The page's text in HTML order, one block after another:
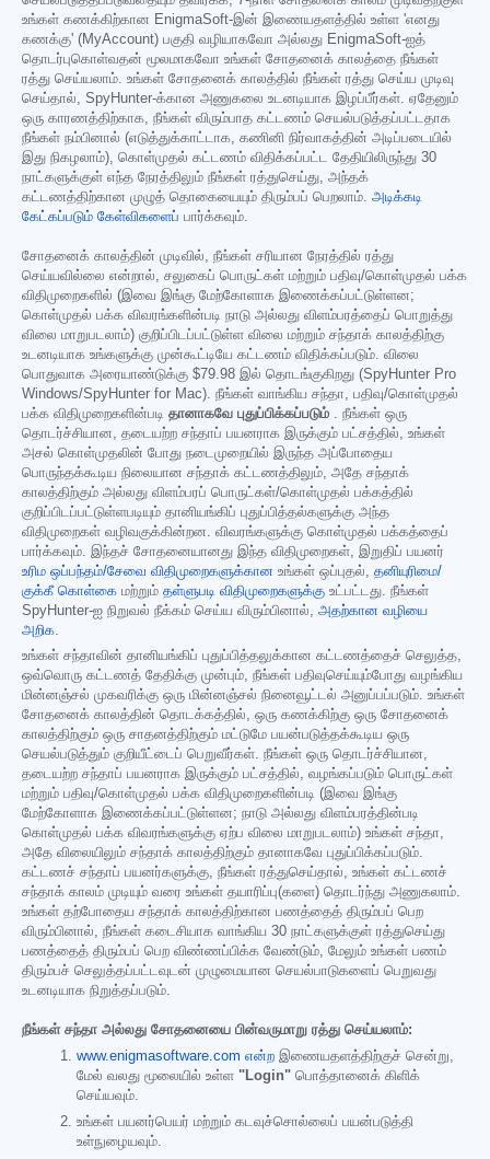
உங்கள் கணக்கிற்கான EnigmaSoft-இன் இணையதளத்தில் உள்ள 'எனது
கணக்கு' (MyAccount) பகுதி வழியாகவோ அல்லது EnigmaSoft-ஐத்
தொடர்புகொள்வதன் மூலமாகவோ உங்கள் சோதனைக் காலத்தை நீங்கள்
ரத்து செய்யலாம். உங்கள் சோதனைக் காலத்தில் நீங்கள் ரத்து செய்ய முடிவு
செய்தால், SpyHunter-க்கான அணுகலை உடனடியாக இழப்பீர்கள். ஏதேனும்
ஒரு காரணத்திற்காக, நீங்கள் விரும்பாத கட்டணம் செயல்படுத்தப்பட்டதாக
நீங்கள் நம்பினால் (எடுத்துக்காட்டாக, கணினி நிர்வாகத்தின் அடிப்படையில்
இது நிகழலாம்), கொள்முதல் கட்டணம் விதிக்கப்பட்ட தேதியிலிருந்து 30
நாட்களுக்குள் எந்த நேரத்திலும் நீங்கள் ரத்துசெய்து, அந்தக்
கட்டணத்திற்கான முழுத் தொகையையும் திரும்பப் பெறலாம். அடிக்கடி
கேட்கப்படும் கேள்விகளைப் பார்க்கவும்.
சோதனைக் காலத்தின் முடிவில், நீங்கள் சரியான நேரத்தில் ரத்து
செய்யவில்லை என்றால், சலுகைப் பொருட்கள் மற்றும் பதிவு/கொள்முதல் பக்க
விதிமுறைகளில் (இவை இங்கு மேற்கோளாக இணைக்கப்பட்டுள்ளன;
கொள்முதல் பக்க விவரங்களின்படி நாடு அல்லது விளம்பரத்தைப் பொறுத்து
விலை மாறுபடலாம்) குறிப்பிடப்பட்டுள்ள விலை மற்றும் சந்தாக் காலத்திற்கு
உடனடியாக உங்களுக்கு முன்கூட்டியே கட்டணம் விதிக்கப்படும். விலை
பொதுவாக அரையாண்டுக்கு $79.98 இல் தொடங்குகிறது (SpyHunter Pro
Windows/SpyHunter for Mac). நீங்கள் வாங்கிய சந்தா, பதிவு/கொள்முதல்
பக்க விதிமுறைகளின்படி தானாகவே புதுப்பிக்கப்படும் . நீங்கள் ஒரு
தொடர்ச்சியான, தடையற்ற சந்தாப் பயனராக இருக்கும் பட்சத்தில், உங்கள்
அசல் கொள்முதலின் போது நடைமுறையில் இருந்த அப்போதைய
பொருந்தக்கூடிய நிலையான சந்தாக் கட்டணத்திலும், அதே சந்தாக்
காலத்திற்கும் அல்லது விளம்பரப் பொருட்கள்/கொள்முதல் பக்கத்தில்
குறிப்பிடப்பட்டுள்ளபடியும் தானியங்கிப் புதுப்பித்தல்களுக்கு அந்த
விதிமுறைகள் வழிவகுக்கின்றன. விவரங்களுக்கு கொள்முதல் பக்கத்தைப்
பார்க்கவும். இந்தச் சோதனையானது இந்த விதிமுறைகள், இறுதிப் பயனர்
உரிம ஒப்பந்தம்/சேவை விதிமுறைகளுக்கான உங்கள் ஒப்புதல், தனியுரிமை/
குக்கீ கொள்கை மற்றும் தள்ளுபடி விதிமுறைகளுக்கு உட்பட்டது. நீங்கள்
SpyHunter-ஐ நிறுவல் நீக்கம் செய்ய விரும்பினால், அதற்கான வழியை
அறிக
உங்கள் சந்தாவின் தானியங்கிப் புதுப்பித்தலுக்கான கட்டணத்தைச் செலுத்த,
ஒவ்வொரு கட்டணத் தேதிக்கு முன்பும், நீங்கள் பதிவுசெய்யும்போது வழங்கிய
மின்னஞ்சல் முகவரிக்கு ஒரு மின்னஞ்சல் நினைவூட்டல் அனுப்பப்படும். உங்கள்
சோதனைக் காலத்தின் தொடக்கத்தில், ஒரு கணக்கிற்கு ஒரு சோதனைக்
காலத்திற்கும் ஒரு சாதனத்திற்கும் மட்டுமே பயன்படுத்தக்கூடிய ஒரு
செயல்படுத்தும் குறியீட்டைப் பெறுவீர்கள். நீங்கள் ஒரு தொடர்ச்சியான,
தடையற்ற சந்தாப் பயனராக இருக்கும் பட்சத்தில், வழங்கப்படும் பொருட்கள்
மற்றும் பதிவு/கொள்முதல் பக்க விதிமுறைகளின்படி (இவை இங்கு
மேற்கோளாக இணைக்கப்பட்டுள்ளன; நாடு அல்லது விளம்பரத்தின்படி
கொள்முதல் பக்க விவரங்களுக்கு ஏற்ப விலை மாறுபடலாம்) உங்கள் சந்தா,
அதே விலையிலும் சந்தாக் காலத்திற்கும் தானாகவே புதுப்பிக்கப்படும்.
கட்டணச் சந்தாப் பயனர்களுக்கு, நீங்கள் ரத்துசெய்தால், உங்கள் கட்டணச்
சந்தாக் காலம் முடியும் வரை உங்கள் தயாரிப்பு(களை) தொடர்ந்து அணுகலாம்.
உங்கள் தற்போதைய சந்தாக் காலத்திற்கான பணத்தைத் திரும்பப் பெற
விரும்பினால், நீங்கள் கடைசியாக வாங்கிய 30 நாட்களுக்குள் ரத்துசெய்து
பணத்தைத் திரும்பப் பெற விண்ணப்பிக்க வேண்டும், மேலும் உங்கள் பணம்
திரும்பச் செலுத்தப்பட்டவுடன் முழுமையான செயல்பாடுகளைப் பெறுவது
உடனடியாக நிறுத்தப்படும்.
நீங்கள் சந்தா அல்லது சோதனையை பின்வருமாறு ரத்து செய்யலாம்:
www.enigmasoftware.com என்ற இணையதளத்திற்குச் சென்று,
மேல் வலது மூலையில் உள்ள "Login" பொத்தானைக் கிளிக்
செய்யவும்.
உங்கள் பயனர்பெயர் மற்றும் கடவுச்சொல்லைப் பயன்படுத்தி
உள்நுழையவும்.